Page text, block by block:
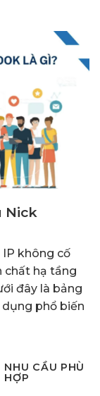
Nick
không cố
chất hạ tầng
đây là bảng
phổ biến
NHU CẦU PHÙ
HỢP